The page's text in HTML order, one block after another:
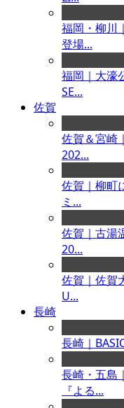
福岡・柳川
登場...
福岡｜大濠
SE...
佐賀
佐賀＆宮崎
202...
佐賀｜柳町
ミ...
佐賀｜古湯
20...
佐賀｜佐賀
U...
長崎
長崎｜
長崎・五島
『よる...